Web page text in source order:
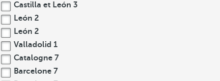
Castilla et León 3
León 2
León 2
Valladolid 1
Catalogne 7
Barcelone 7